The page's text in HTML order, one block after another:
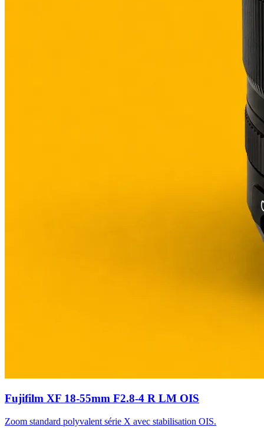
Fujifilm XF 18-55mm F2.8-4 R LM OIS
Zoom standard polyvalent série X avec stabilisation OIS.